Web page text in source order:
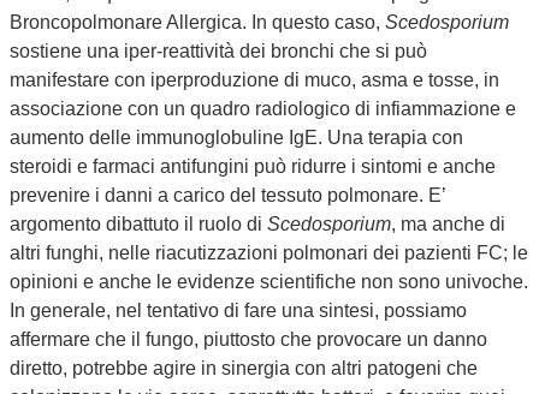
Broncopolmonare Allergica. In questo caso, Scedosporium
sostiene una iper-reattività dei bronchi che si può
manifestare con iperproduzione di muco, asma e tosse, in
associazione con un quadro radiologico di infiammazione e
aumento delle immunoglobuline IgE. Una terapia con
steroidi e farmaci antifungini può ridurre i sintomi e anche
prevenire i danni a carico del tessuto polmonare. E’
argomento dibattuto il ruolo di Scedosporium, ma anche di
altri funghi, nelle riacutizzazioni polmonari dei pazienti FC; le
opinioni e anche le evidenze scientifiche non sono univoche.
In generale, nel tentativo di fare una sintesi, possiamo
affermare che il fungo, piuttosto che provocare un danno
diretto, potrebbe agire in sinergia con altri patogeni che